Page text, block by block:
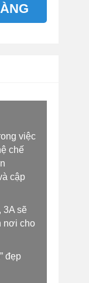
việc
chế
cập
3A sẽ
nơi cho
đẹp